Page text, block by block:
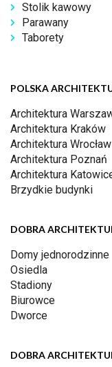
Stolik kawowy
Parawany
Taborety
POLSKA
Architektura
Architektura Kraków
Architektura Wrocław
Architektura Poznań
Architektura
Brzydkie budynki
DOBRA
Domy jednorodzinne
Osiedla
Stadiony
Biurowce
Dworce
DOBRA